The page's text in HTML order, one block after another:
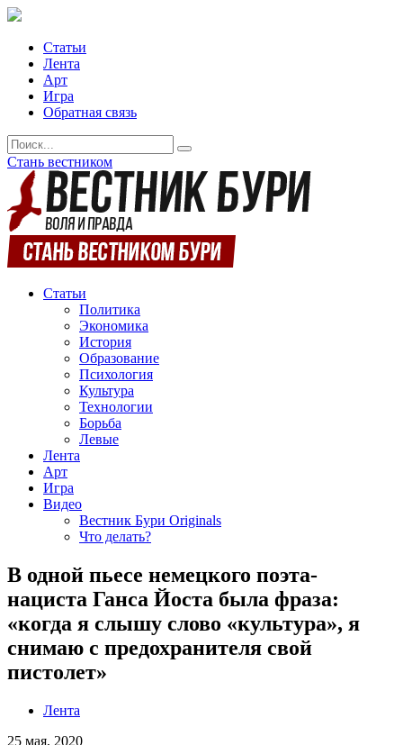
Статьи
Лента
Арт
Игра
Обратная связь
Стань вестником
Статьи
Политика
Экономика
История
Образование
Психология
Культура
Технологии
Борьба
Левые
Лента
Арт
Игра
Видео
Вестник Бури Originals
Что делать?
В одной пьесе немецкого поэта-
нациста Ганса Йоста была фраза:
«когда я слышу слово «культура», я
снимаю с предохранителя свой
пистолет»
Лента
25 мая, 2020